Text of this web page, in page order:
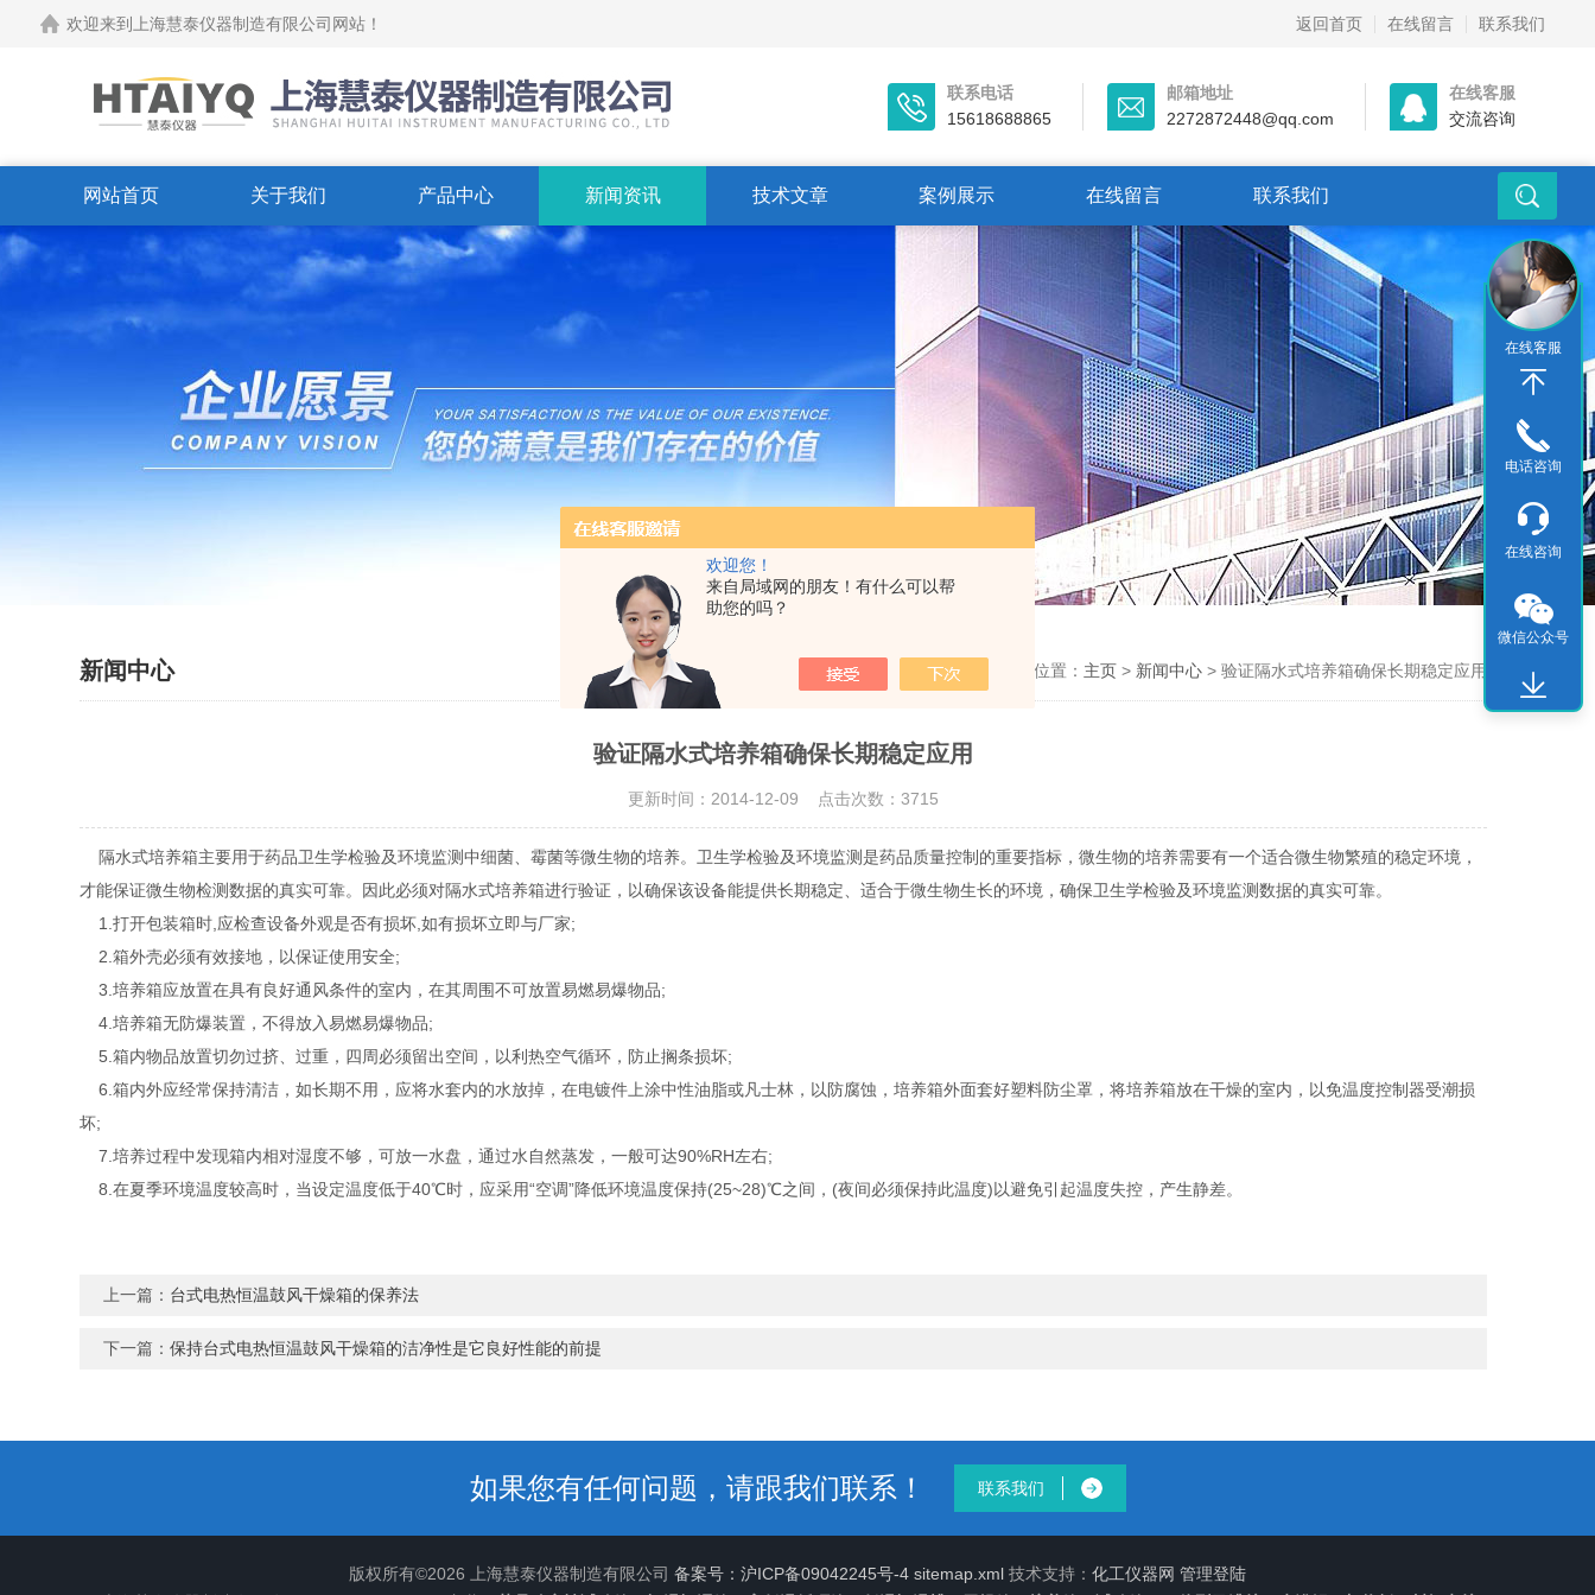
欢迎您！
来自局域网的朋友！有什么可以帮
助您的吗？
欢迎来到上海慧泰仪器制造有限公司网站！ 返回首页 在线留言 联系我们
联系电话
15618688865
邮箱地址
2272872448@qq.com
在线客服
交流咨询
网站首页 关于我们 产品中心 新闻资讯 技术文章 案例展示 在线留言 联系我们
新闻中心 当前位置： 主页> 新闻中心> 验证隔水式培养箱确保长期稳定应用
验证隔水式培养箱确保长期稳定应用
更新时间：2014-12-09 点击次数：3715
隔水式培养箱主要用于药品卫生学检验及环境监测中细菌、霉菌等微生物的培养。卫生学检验及环境监测是药品质量控制的重要指标，微生物的培养需要有一个适合微生物繁殖的稳定环境，
才能保证微生物检测数据的真实可靠。因此必须对隔水式培养箱进行验证，以确保该设备能提供长期稳定、适合于微生物生长的环境，确保卫生学检验及环境监测数据的真实可靠。
1.打开包装箱时,应检查设备外观是否有损坏,如有损坏立即与厂家;
2.箱外壳必须有效接地，以保证使用安全;
3.培养箱应放置在具有良好通风条件的室内，在其周围不可放置易燃易爆物品;
4.培养箱无防爆装置，不得放入易燃易爆物品;
5.箱内物品放置切勿过挤、过重，四周必须留出空间，以利热空气循环，防止搁条损坏;
6.箱内外应经常保持清洁，如长期不用，应将水套内的水放掉，在电镀件上涂中性油脂或凡士林，以防腐蚀，培养箱外面套好塑料防尘罩，将培养箱放在干燥的室内，以免温度控制器受潮损
坏;
7.培养过程中发现箱内相对湿度不够，可放一水盘，通过水自然蒸发，一般可达90%RH左右;
8.在夏季环境温度较高时，当设定温度低于40℃时，应采用“空调”降低环境温度保持(25~28)℃之间，(夜间必须保持此温度)以避免引起温度失控，产生静差。
上一篇： 台式电热恒温鼓风干燥箱的保养法
下一篇：保持台式电热恒温鼓风干燥箱的洁净性是它良好性能的前提
如果您有任何问题，请跟我们联系！ 联系我们
版权所有©2026 上海慧泰仪器制造有限公司 备案号：沪ICP备09042245号-4 sitemap.xml 技术支持： 化工仪器网 管理登陆
在线客服
电话咨询
在线咨询
微信公众号